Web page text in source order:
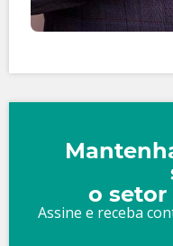
o
Assine e receba